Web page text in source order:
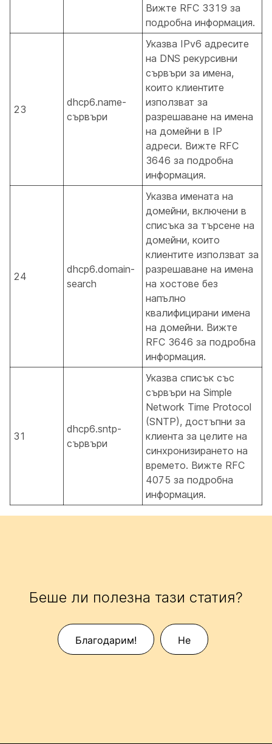
Вижте RFC 3319 за
подробна информация.
23
dhcp6.name-
сървъри
Указва IPv6 адресите
на DNS рекурсивни
сървъри за имена,
които клиентите
използват за
разрешаване на имена
на домейни в IP
адреси. Вижте RFC
3646 за подробна
информация.
24
dhcp6.domain-
search
Указва имената на
домейни, включени в
списъка за търсене на
домейни, които
клиентите използват за
разрешаване на имена
на хостове без
напълно
квалифицирани имена
на домейни. Вижте
RFC 3646 за подробна
информация.
31
dhcp6.sntp-
сървъри
Указва списък със
сървъри на Simple
Network Time Protocol
(SNTP), достъпни за
клиента за целите на
синхронизирането на
времето. Вижте RFC
4075 за подробна
информация.
Беше ли полезна тази статия?
Благодарим! Не